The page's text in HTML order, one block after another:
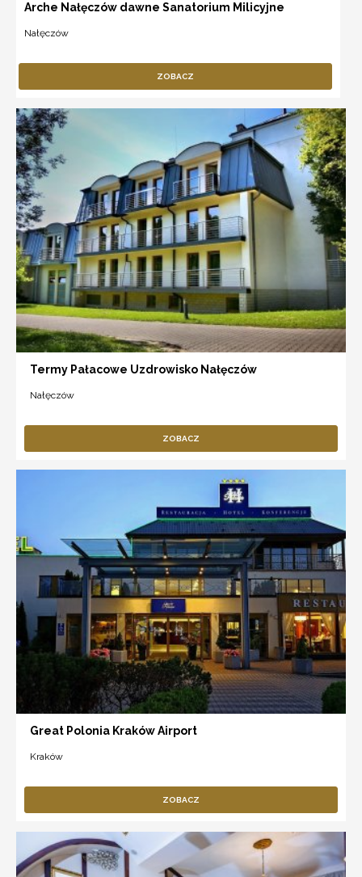
Arche Nałęczów dawne Sanatorium Milicyjne
Nałęczów
ZOBACZ
Termy Pałacowe Uzdrowisko Nałęczów
Nałęczów
ZOBACZ
Great Polonia Kraków Airport
Kraków
ZOBACZ